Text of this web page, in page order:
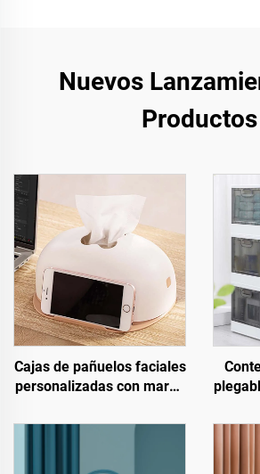
Nuevos
Productos
Cajas de pañuelos faciales
personalizadas con marca
servilletas, cajas de